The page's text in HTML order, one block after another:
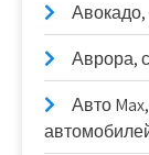
Авокадо,
Аврора,
Авто